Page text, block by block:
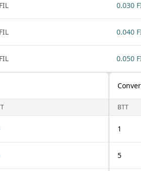
0.030
0.040
0.050
BTT
1
5